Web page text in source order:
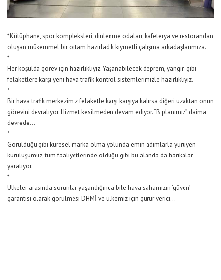
*Kütüphane, spor kompleksleri, dinlenme odaları, kafeterya ve restorandan
oluşan mükemmel bir ortam hazırladık kıymetli çalışma arkadaşlarımıza.
*
Her koşulda görev için hazırlıklıyız. Yaşanabilecek deprem, yangın gibi
felaketlere karşı yeni hava trafik kontrol sistemlerimizle hazırlıklıyız.
*
Bir hava trafik merkezimiz felaketle karşı karşıya kalırsa diğeri uzaktan onun
görevini devralıyor. Hizmet kesilmeden devam ediyor. “B planımız” daima
devrede…
*
Görüldüğü gibi küresel marka olma yolunda emin adımlarla yürüyen
kuruluşumuz, tüm faaliyetlerinde olduğu gibi bu alanda da harikalar
yaratıyor.
*
Ülkeler arasında sorunlar yaşandığında bile hava sahamızın ‘güven’
garantisi olarak görülmesi DHMİ ve ülkemiz için gurur verici…